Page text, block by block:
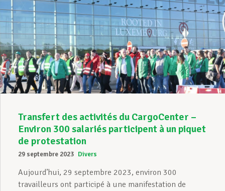
Transfert des activités du CargoCenter –
Environ 300 salariés participent à un piquet
de protestation
29 septembre 2023 Divers
Aujourd’hui, 29 septembre 2023, environ 300
travailleurs ont participé à une manifestation de